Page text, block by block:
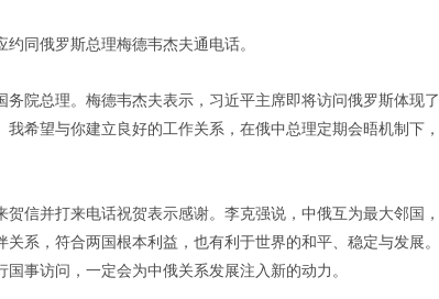
同俄罗斯总理梅德韦杰夫通电话。
院总理。梅德韦杰夫表示，习近平主席即将访问俄罗斯体现了
希望与你建立良好的工作关系，在俄中总理定期会晤机制下，
信并打来电话祝贺表示感谢。李克强说，中俄互为最大邻国，
系，符合两国根本利益，也有利于世界的和平、稳定与发展。
事访问，一定会为中俄关系发展注入新的动力。